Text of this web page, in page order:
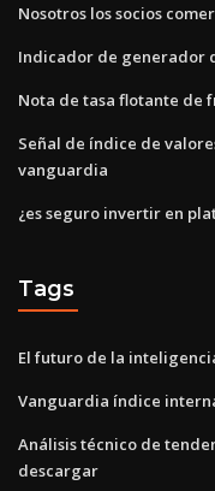
Nosotros los socios
Indicador de generador
Nota de tasa flotante de
Señal de índice de
vanguardia
¿es seguro invertir en
Tags
El futuro de la
Vanguardia índice
Análisis técnico de
descargar